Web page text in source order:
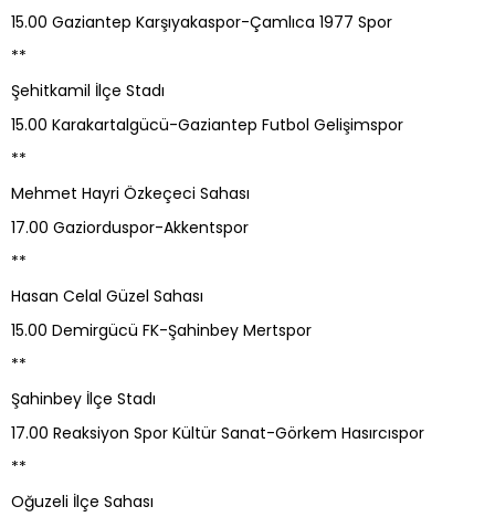
15.00 Gaziantep Karşıyakaspor-Çamlıca 1977 Spor
**
Şehitkamil İlçe Stadı
15.00 Karakartalgücü-Gaziantep Futbol Gelişimspor
**
Mehmet Hayri Özkeçeci Sahası
17.00 Gaziorduspor-Akkentspor
**
Hasan Celal Güzel Sahası
15.00 Demirgücü FK-Şahinbey Mertspor
**
Şahinbey İlçe Stadı
17.00 Reaksiyon Spor Kültür Sanat-Görkem Hasırcıspor
**
Oğuzeli İlçe Sahası